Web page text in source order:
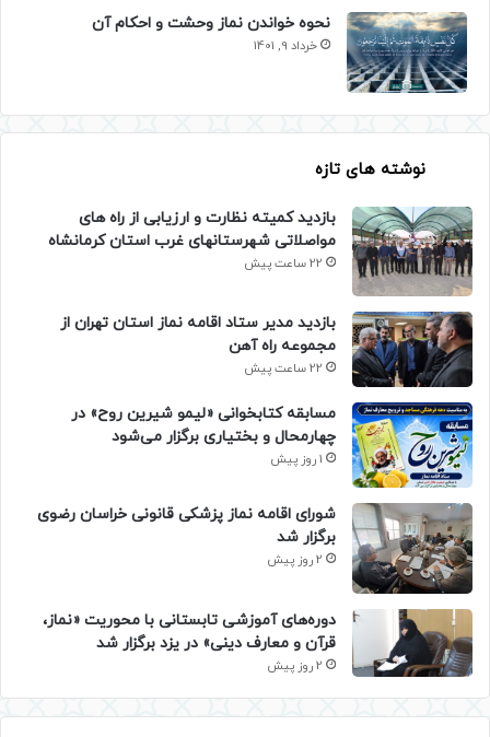
نحوه خواندن نماز وحشت و احکام آن
خرداد 9, 1401
نوشته های تازه
بازدید کمیته نظارت و ارزیابی از راه های
مواصلاتی شهرستانهای غرب استان کرمانشاه
22 ساعت پیش
بازدید مدیر ستاد اقامه نماز استان تهران از
مجموعه راه آهن
22 ساعت پیش
مسابقه کتابخوانی «لیمو شیرین روح» در
چهارمحال و بختیاری برگزار می‌شود
1 روز پیش
شورای اقامه نماز پزشکی قانونی خراسان رضوی
برگزار شد
2 روز پیش
دوره‌های آموزشی تابستانی با محوریت «نماز،
قرآن و معارف دینی» در یزد برگزار شد
2 روز پیش